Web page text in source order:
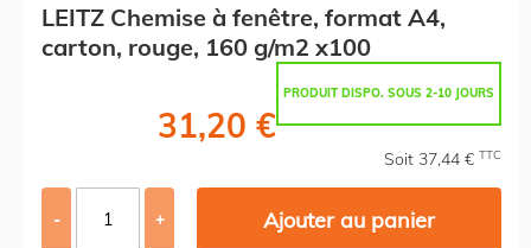
LEITZ Chemise à fenêtre, format A4,
carton, rouge, 160 g/m2 x100
PRODUIT DISPO. SOUS 2-10 JOURS
31,20 €
Soit 37,44 € TTC
- + Ajouter au panier